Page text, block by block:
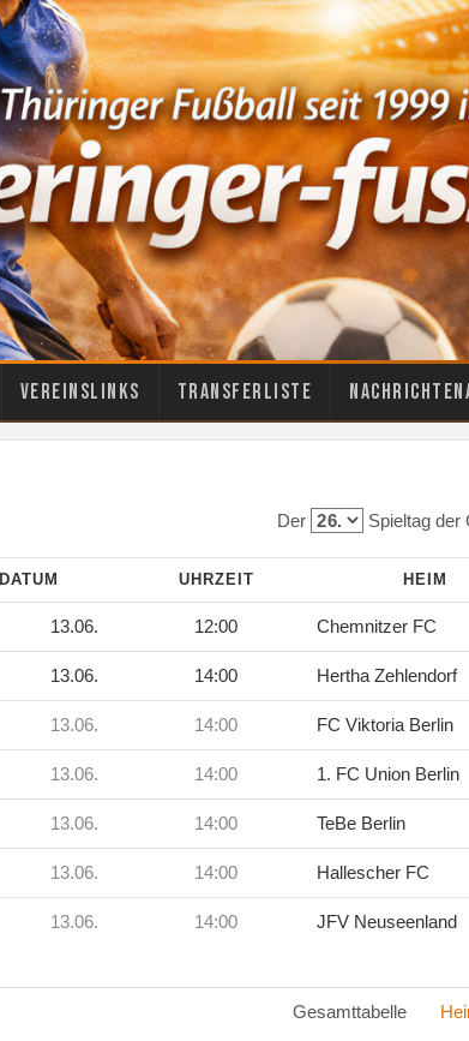
Vereinslinks Transferliste
Der Spieltag der
DATUM UHRZEIT HEIM
13.06. 12:00 Chemnitzer FC
13.06. 14:00 Hertha Zehlendorf
13.06. 14:00 FC Viktoria Berlin
13.06. 14:00 1. FC Union Berlin
13.06. 14:00 TeBe Berlin
13.06. 14:00 Hallescher FC
13.06. 14:00 JFV Neuseenland
Gesamttabelle